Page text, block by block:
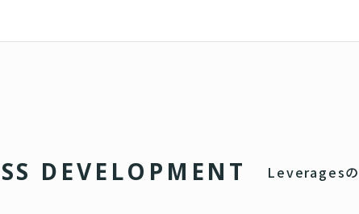
SS D EVE LO P M EN T Leveragesの